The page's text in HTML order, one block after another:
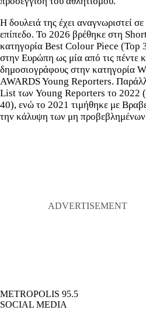
Η δουλειά της έχει αναγνωριστεί
επίπεδο. Το 2026 βρέθηκε στη
κατηγορία Best Colour Piece (Top
στην Ευρώπη ως μία από τις πέντε
δημοσιογράφους στην κατηγορία
AWARDS Young Reporters.
List των Young Reporters το 2022
40), ενώ το 2021 τιμήθηκε με
την κάλυψη των μη
METROPOLIS 95.5
SOCIAL MEDIA